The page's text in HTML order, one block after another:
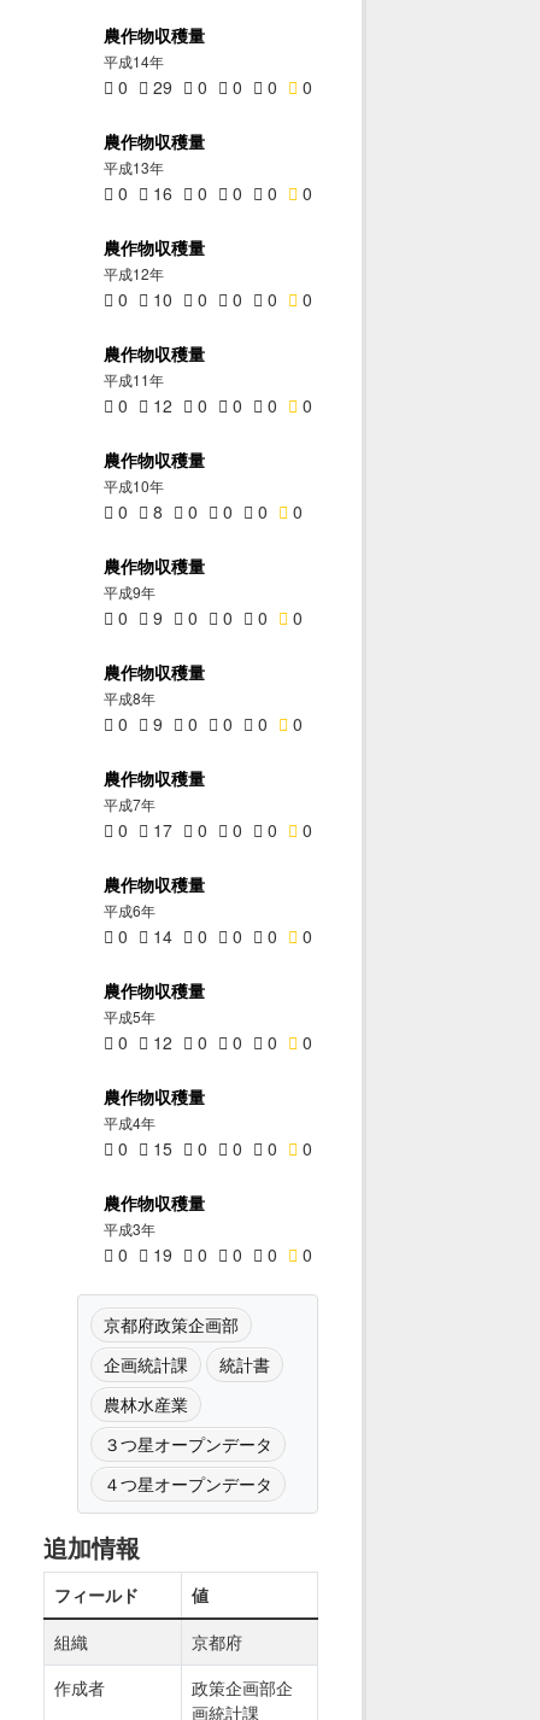
農作物収穫量
平成14年
0 29 0 0 0 0
農作物収穫量
平成13年
0 16 0 0 0 0
農作物収穫量
平成12年
0 10 0 0 0 0
農作物収穫量
平成11年
0 12 0 0 0 0
農作物収穫量
平成10年
0 8 0 0 0 0
農作物収穫量
平成9年
0 9 0 0 0 0
農作物収穫量
平成8年
0 9 0 0 0 0
農作物収穫量
平成7年
0 17 0 0 0 0
農作物収穫量
平成6年
0 14 0 0 0 0
農作物収穫量
平成5年
0 12 0 0 0 0
農作物収穫量
平成4年
0 15 0 0 0 0
農作物収穫量
平成3年
0 19 0 0 0 0
京都府政策企画部
企画統計課
統計書
農林水産業
３つ星オープンデータ
４つ星オープンデータ
追加情報
フィールド
値
組織
京都府
作成者
政策企画部企
画統計課